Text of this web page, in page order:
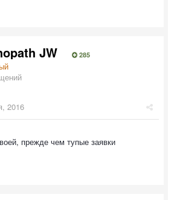
JW 285
2016
прежде чем тупые заявки